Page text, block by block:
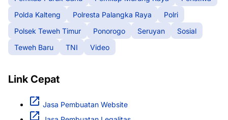
Polda Kalteng
Polresta Palangka Raya
Polri
Polsek Teweh Timur
Ponorogo Seruyan
Sosial
Teweh Baru
TNI Video
Link Cepat
Jasa Pembuatan Website